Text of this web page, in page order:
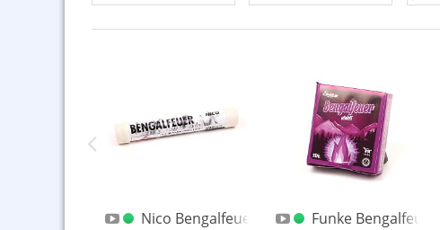
blau 2022Nico Bengalfeuer Weiss Blink
Funke